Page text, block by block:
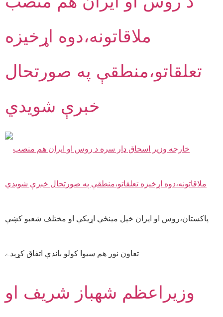
ملاقاتونه،دوه اړخيزه
تعلقاتو،منطقې په صورتحال
خبرې شويدي
پاکستان،روس او ايران خپل مينځي اړيکې او مختلف شعبو کښې
تعاون نور هم سيوا کولو باندې اتفاق کړېدے
وزيراعظم شهباز شريف او